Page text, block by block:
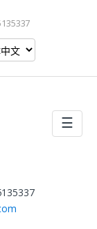
☰